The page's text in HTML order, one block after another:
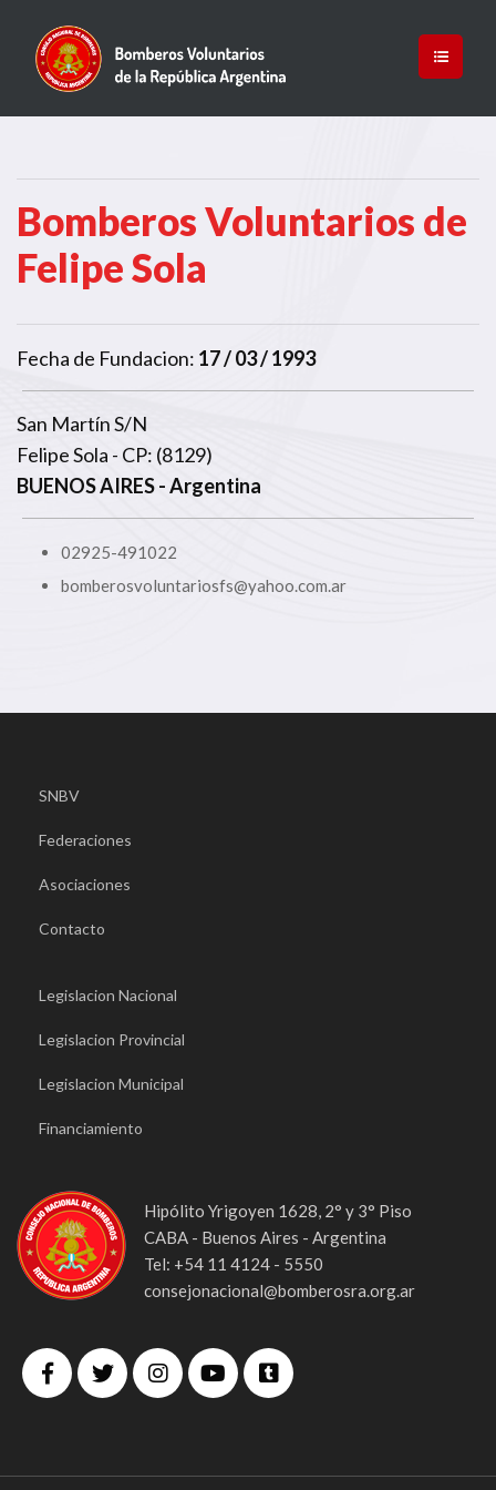
Bomberos Voluntarios de
Felipe Sola
Fecha de Fundacion: 17 / 03 / 1993
San Martín S/N
Felipe Sola - CP: (8129)
BUENOS AIRES- Argentina
02925-491022
bomberosvoluntariosfs@yahoo.com.ar
SNBV
Federaciones
Asociaciones
Contacto
Legislacion Nacional
Legislacion Provincial
Legislacion Municipal
Financiamiento
Hipólito Yrigoyen 1628, 2° y 3° Piso
CABA - Buenos Aires - Argentina
Tel: +54 11 4124 - 5550
consejonacional@bomberosra.org.ar